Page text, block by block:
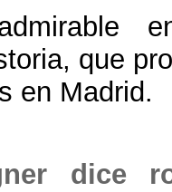
, que
en Madrid.
dice